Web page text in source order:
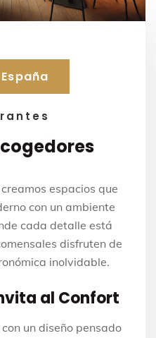
espacios que
con un ambiente
cada detalle está
disfruten de
inolvidable.
al Confort
un diseño pensado